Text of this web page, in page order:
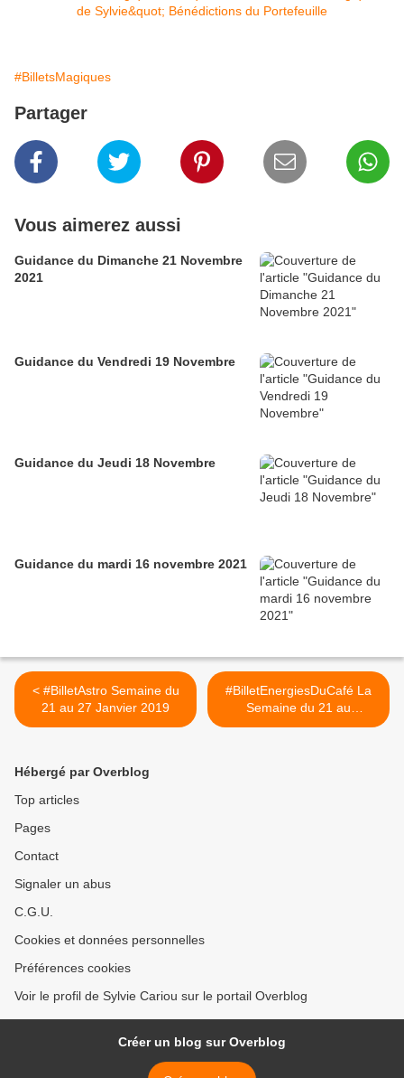
#BilletsMagiques
Partager
Vous aimerez aussi
Guidance du Dimanche 21 Novembre
2021
Guidance du Vendredi 19 Novembre
Guidance du Jeudi 18 Novembre
Guidance du mardi 16 novembre 2021
< #BilletAstro Semaine du
21 au 27 Janvier 2019
#BilletEnergiesDuCafé La
Semaine du 21 au
27Janvier 2019 sera régie
Hébergé par Overblog
Top articles
Pages
Contact
Signaler un abus
C.G.U.
Cookies et données personnelles
Préférences cookies
Voir le profil de Sylvie Cariou sur le portail Overblog
Créer un blog sur Overblog